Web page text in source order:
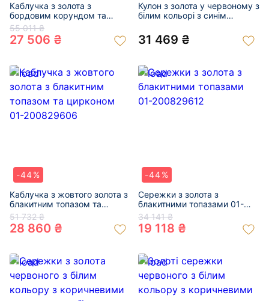
Каблучка з золота з
бордовим корундом та
жовтими діамантами 01-
200844382
55 011 ₴
27 506 ₴
Кулон з золота у червоному з
білим кольорі з синім
діамантами 01-200844398
31 469 ₴
-44%
Каблучка з жовтого золота з
блакитним топазом та
цирконом 01-200829606
51 732 ₴
28 860 ₴
-44%
Сережки з золота з
блакитними топазами 01-
200829612
34 141 ₴
19 118 ₴